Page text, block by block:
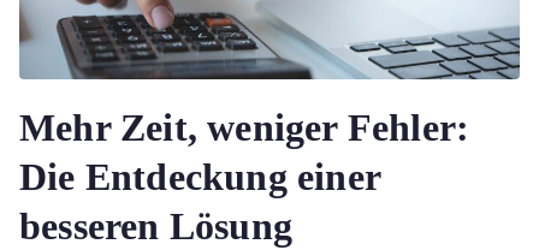
Mehr Zeit, weniger Fehler:
Die Entdeckung einer
besseren Lösung